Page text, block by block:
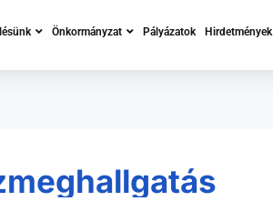
Önkormányzat Pályázatok Hirdetmények